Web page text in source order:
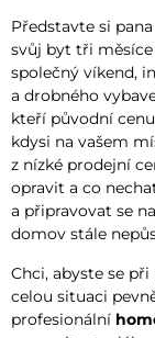
Představte si
svůj byt tři měsíce
společný víkend,
a drobného
kteří původní
kdysi na vašem
z nízké prodejní
opravit a co
a připravovat se
domov stále
Chci, abyste se
celou situaci
profesionální